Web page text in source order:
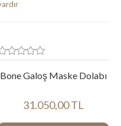
Bone Galoş Maske Dolabı
31.050,00 TL